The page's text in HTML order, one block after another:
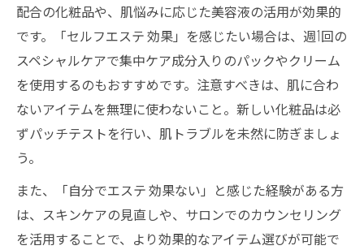
配合の化粧品や、肌悩みに応じた美容液の活用が効果的
です。「セルフエステ 効果」を感じたい場合は、週1回の
スペシャルケアで集中ケア成分入りのパックやクリーム
を使用するのもおすすめです。注意すべきは、肌に合わ
ないアイテムを無理に使わないこと。新しい化粧品は必
ずパッチテストを行い、肌トラブルを未然に防ぎましょ
う。
また、「自分でエステ 効果ない」と感じた経験がある方
は、スキンケアの見直しや、サロンでのカウンセリング
を活用することで、より効果的なアイテム選びが可能で